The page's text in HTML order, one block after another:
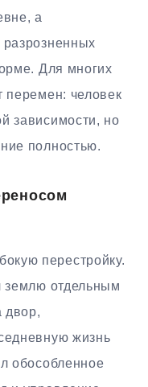
а
Для многих
перемен: человек
зависимости, но
полностью.
перестройку.
землю отдельным
двор,
жизнь
обособленное